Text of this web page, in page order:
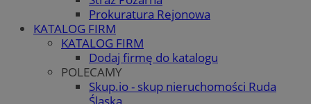
Prokuratura Rejonowa
KATALOG FIRM
KATALOG FIRM
Dodaj firmę do katalogu
POLECAMY
Skup.io - skup nieruchomości Ruda